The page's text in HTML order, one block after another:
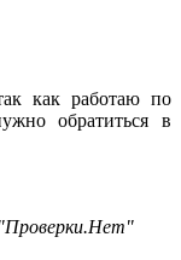
как работаю по
обратиться в